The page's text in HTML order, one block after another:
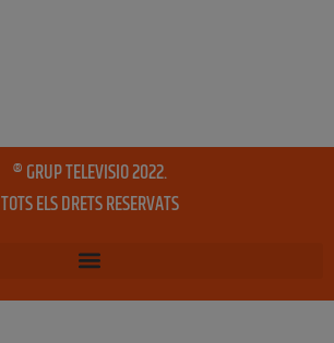
® GRUP TELEVISIO 2022.
TOTS ELS DRETS RESERVATS